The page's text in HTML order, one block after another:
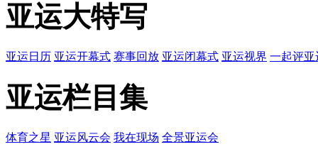
亚运大特写
亚运日历 亚运开幕式 赛事回放 亚运闭幕式 亚运视界 一起评亚
亚运栏目集
体育之星 亚运风云会 我在现场 全景亚运会